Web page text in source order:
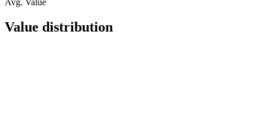
Value distribution